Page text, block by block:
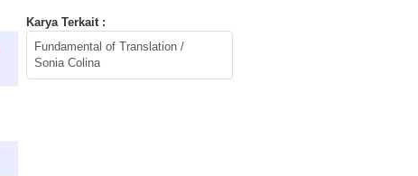
Karya Terkait :
Fundamental of Translation /
Sonia Colina